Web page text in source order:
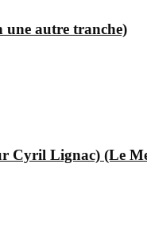
une autre tranche)
Cyril Lignac) (Le